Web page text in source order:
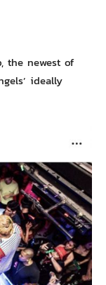
the newest of
ideally